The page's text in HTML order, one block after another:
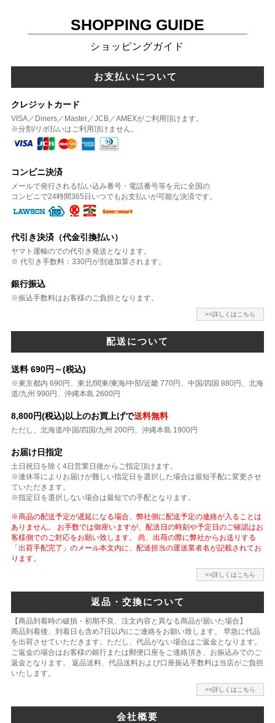
SHOPPING GUIDE
ショッピングガイド
お支払いについて
クレジットカード
VISA／Diners／Master／JCB／AMEXがご利用頂けます。
※分割/リボ払いはご利用頂けません。
コンビニ決済
メールで発行される払い込み番号・電話番号等を元に全国の
コンビニで24時間365日いつでもお支払いが可能な決済です。
代引き決済（代金引換払い）
ヤマト運輸のでの代引き発送となります。
※ 代引き手数料：330円が別途加算されます。
銀行振込
※振込手数料はお客様のご負担となります。
>>詳しくはこちら
配送について
送料 690円～(税込)
※東京都内 690円、東北/関東/東海/中部/近畿 770円、中国/四国 880円、北海
道/九州 990円、沖縄本島 2600円
8,800円(税込)以上のお買上げで送料無料
ただし、北海道/中国/四国/九州 200円、沖縄本島 1900円
お届け日指定
土日祝日を除く4日営業日後からご指定頂けます。
※連休等によりお届けが難しい指定日を選択した場合は最短手配に変更させ
ていただきます。
※指定日を選択しない場合は最短での手配となります。
※商品の配送予定が遅延になる場合、弊社側に配送予定の連絡が入ることは
ありません。 お手数では御座いますが、配送日の時刻や予定日のご確認はお
客様側でのご対応をお願い致します。 尚、出荷の際に弊社からお送りする
「出荷手配完了」のメール本文内に、配送担当の運送業者名が記載されてお
ります。
>>詳しくはこちら
返品・交換について
【商品到着時の破損・初期不良、注文内容と異なる商品が届いた場合】
商品到着後、到着日も含め7日以内にご連絡をお願い致します。 早急に代品
を出荷させていただきます。ただし、代品がない場合はご返金となります。
ご返金の場合はお客様の銀行または郵便口座をご連絡頂き、お振込みでのご
返金となります。 返品送料、代品送料および口座振込手数料は当店がご負担
いたします。
>>詳しくはこちら
会社概要